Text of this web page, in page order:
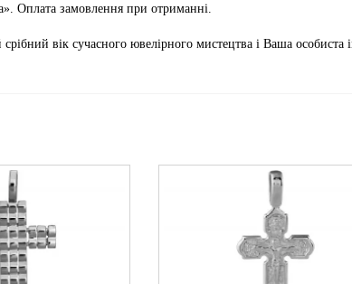
Оплата замовлення при отриманні.
вік сучасного ювелірного мистецтва і Ваша особиста